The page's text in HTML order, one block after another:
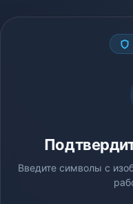
Введите символы с